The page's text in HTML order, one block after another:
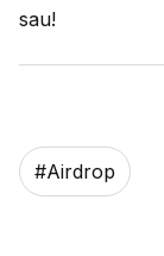
sau!
#Airdrop